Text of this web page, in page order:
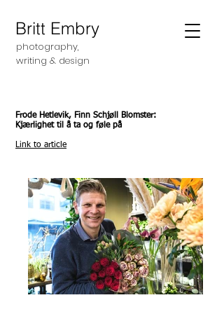
Britt Embry
photography,
writing & design
Frode Hetlevik, Finn Schjøll Blomster:
Kjærlighet til å ta og føle på
Link to article